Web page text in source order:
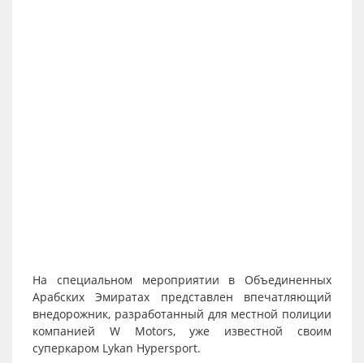
На специальном мероприятии в Объединенных
Арабских Эмиратах представлен впечатляющий
внедорожник, разработанный для местной полиции
компанией W Motors, уже известной своим
суперкаром Lykan Hypersport.